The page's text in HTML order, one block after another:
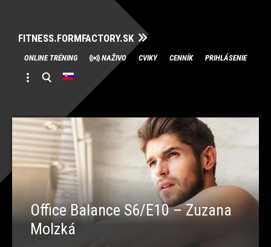
FITNESS.FORMFACTORY.SK
Skip
to
content
ONLINE TRÉNING NAŽIVO CVIKY CENNÍK PRIHLÁSENIE
Office Balance S6/E10 – Zuzana
Molzká